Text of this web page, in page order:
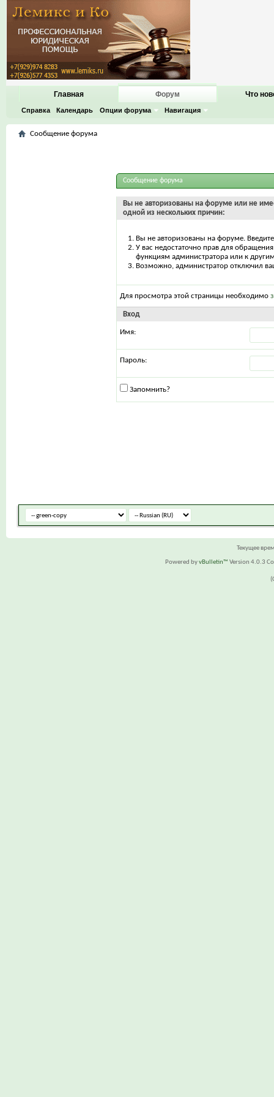
Главная Форум
Справка Календарь Опции форума Навигация
Что
Сообщение форума
Сообщение форума
Вы не авторизованы на форуме или не
одной из нескольких причин:
Вы не авторизованы на форуме.
У вас недостаточно прав для
функциям администратора или к
Возможно, администратор отключил
Для просмотра этой страницы необходимо
Вход
Имя:
Пароль:
Запомнить?
Текущее
Powered byvBulletin™ Version 4.0.3